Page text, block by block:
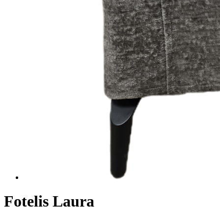
Fotelis Laura